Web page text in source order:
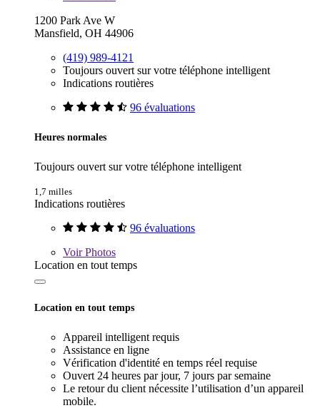
1200 Park Ave W
Mansfield, OH 44906
(419) 989-4121
Toujours ouvert sur votre téléphone intelligent
Indications routières
96 évaluations
Heures normales
Toujours ouvert sur votre téléphone intelligent
1,7 milles
Indications routières
96 évaluations
VoirPhotos
Location en tout temps
Location en tout temps
Appareil intelligent requis
Assistance en ligne
Vérification d'identité en temps réel requise
Ouvert 24 heures par jour, 7 jours par semaine
Le retour du client nécessite l’utilisation d’un appareil
mobile.